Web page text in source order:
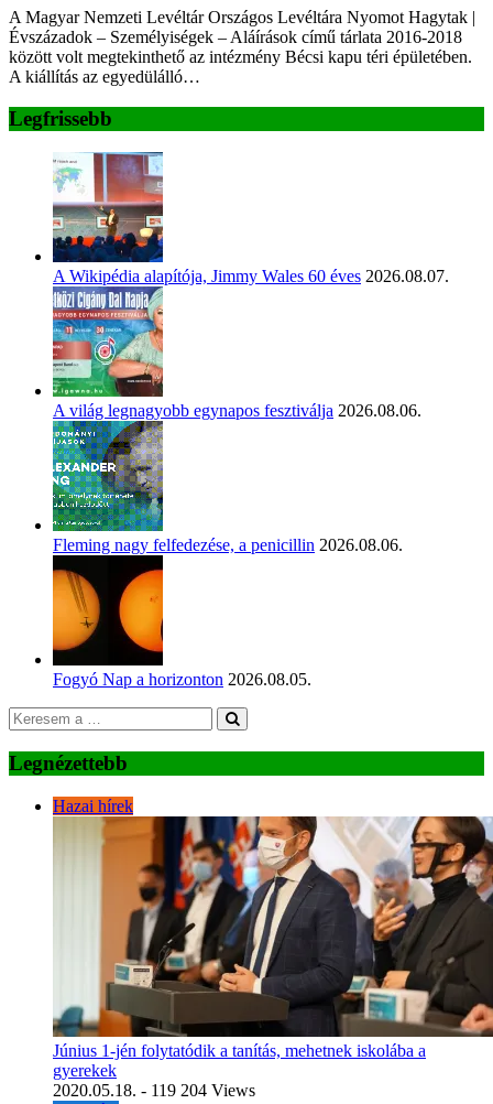
A Magyar Nemzeti Levéltár Országos Levéltára Nyomot Hagytak |
Évszázadok – Személyiségek – Aláírások című tárlata 2016-2018
között volt megtekinthető az intézmény Bécsi kapu téri épületében.
A kiállítás az egyedülálló…
Legfrissebb
A Wikipédia alapítója, Jimmy Wales 60 éves 2026.08.07.
A világ legnagyobb egynapos fesztiválja 2026.08.06.
Fleming nagy felfedezése, a penicillin 2026.08.06.
Fogyó Nap a horizonton 2026.08.05.
Legnézettebb
Hazai hírek
Június 1-jén folytatódik a tanítás, mehetnek iskolába a
gyerekek
2020.05.18. - 119 204 Views